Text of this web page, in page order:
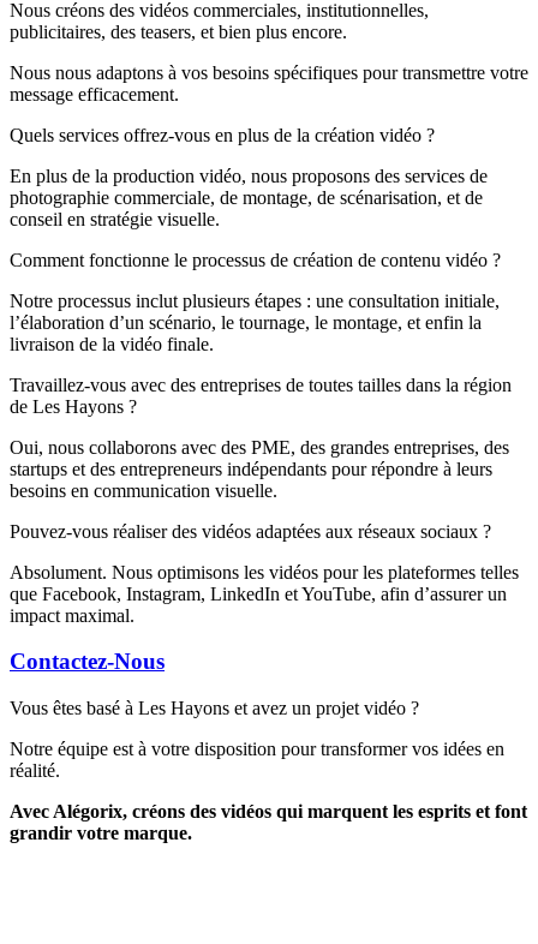
Nous créons des vidéos commerciales, institutionnelles,
publicitaires, des teasers, et bien plus encore.
Nous nous adaptons à vos besoins spécifiques pour transmettre votre
message efficacement.
Quels services offrez-vous en plus de la création vidéo ?
En plus de la production vidéo, nous proposons des services de
photographie commerciale, de montage, de scénarisation, et de
conseil en stratégie visuelle.
Comment fonctionne le processus de création de contenu vidéo ?
Notre processus inclut plusieurs étapes : une consultation initiale,
l’élaboration d’un scénario, le tournage, le montage, et enfin la
livraison de la vidéo finale.
Travaillez-vous avec des entreprises de toutes tailles dans la région
de Les Hayons ?
Oui, nous collaborons avec des PME, des grandes entreprises, des
startups et des entrepreneurs indépendants pour répondre à leurs
besoins en communication visuelle.
Pouvez-vous réaliser des vidéos adaptées aux réseaux sociaux ?
Absolument. Nous optimisons les vidéos pour les plateformes telles
que Facebook, Instagram, LinkedIn et YouTube, afin d’assurer un
impact maximal.
Contactez-Nous
Vous êtes basé à Les Hayons et avez un projet vidéo ?
Notre équipe est à votre disposition pour transformer vos idées en
réalité.
Avec Alégorix, créons des vidéos qui marquent les esprits et font
grandir votre marque.